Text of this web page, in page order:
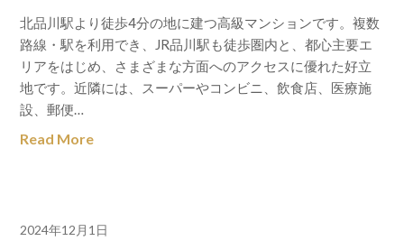
北品川駅より徒歩4分の地に建つ高級マンションです。複数
路線・駅を利用でき、JR品川駅も徒歩圏内と、都心主要エ
リアをはじめ、さまざまな方面へのアクセスに優れた好立
地です。近隣には、スーパーやコンビニ、飲食店、医療施
設、郵便…
Read More
2024年12月1日